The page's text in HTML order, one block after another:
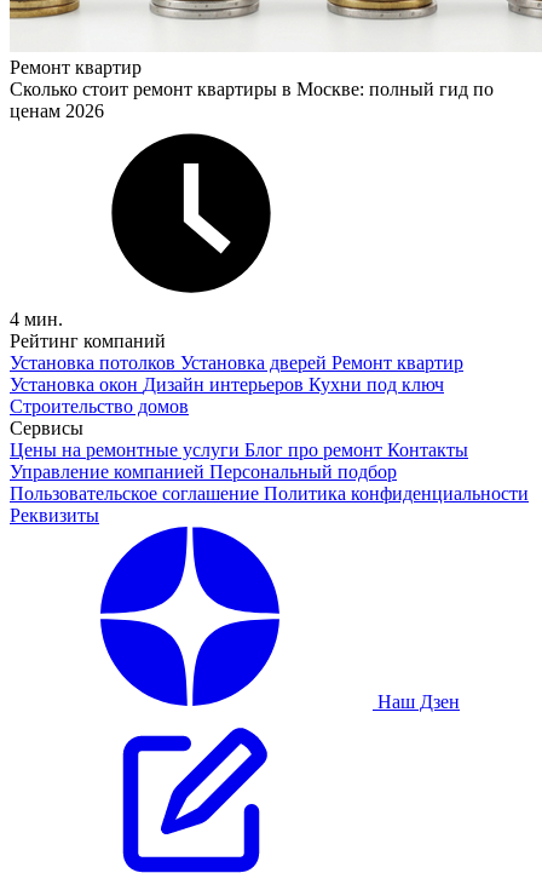
Ремонт квартир
Сколько стоит ремонт квартиры в Москве: полный гид по
ценам 2026
4 мин.
Рейтинг компаний
Установка потолков Установка дверей Ремонт квартир
Установка окон Дизайн интерьеров Кухни под ключ
Строительство домов
Сервисы
Цены на ремонтные услуги Блог про ремонт Контакты
Управление компанией Персональный подбор
Пользовательское соглашение Политика конфиденциальности
Реквизиты
Наш Дзен